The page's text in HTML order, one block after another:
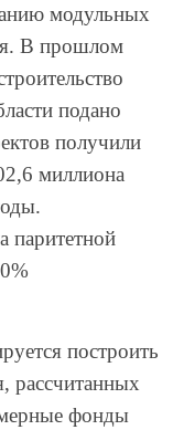
модульных
В прошлом
подано
получили
миллиона
паритетной
построить
рассчитанных
фонды